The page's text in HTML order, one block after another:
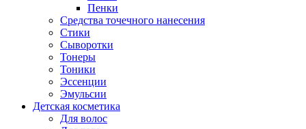
Пенки
Средства точечного нанесения
Стики
Сыворотки
Тонеры
Тоники
Эссенции
Эмульсии
Детская косметика
Для волос